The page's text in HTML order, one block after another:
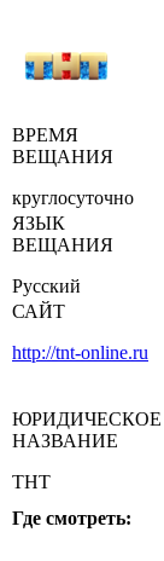
ВРЕМЯ
ВЕЩАНИЯ
круглосуточно
ЯЗЫК
ВЕЩАНИЯ
Русский
САЙТ
http://tnt-online.ru
ЮРИДИЧЕСКОЕ
НАЗВАНИЕ
ТНТ
Где смотреть: